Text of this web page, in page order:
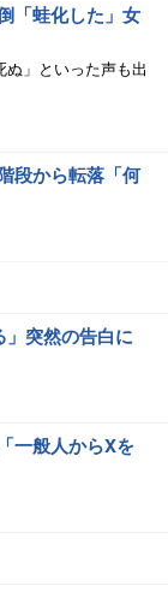
「蛙化した」女
」といった声も出
段から転落「何
」突然の告白に
一般人からXを